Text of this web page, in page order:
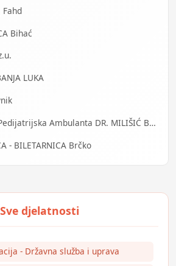
Bihać
LUKA
Z.U. Specijalistička Pedijatrijska Ambulanta DR. MILIŠIĆ Banja Luka
- BILETARNICA Brčko
- Državna služba i uprava